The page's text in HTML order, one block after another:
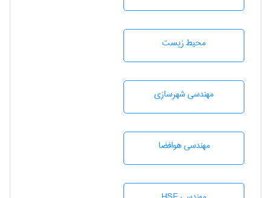
محيط زيست
مهندسی شهرسازی
مهندسی هوافضا